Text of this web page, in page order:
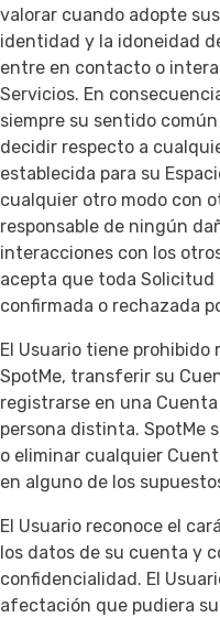
valorar cuando adopte
identidad y la idoneidad
entre en contacto o
Servicios. En
siempre su sentido
decidir respecto a
establecida para su
cualquier otro modo con
responsable de ningún
interacciones con los
acepta que toda
confirmada o rechazada
El Usuario tiene
SpotMe, transferir su
registrarse en una
persona distinta. SpotMe
o eliminar cualquier
en alguno de los
El Usuario reconoce el
los datos de su cuenta y
confidencialidad. El
afectación que pudiera